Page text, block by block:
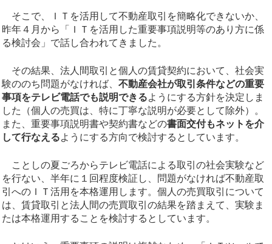
そこで、ＩＴを活用して不動産取引を簡略化できないか、
昨年４月から「ＩＴを活用した重要事項説明等のあり方に係
る検討会」で話し合われてきました。
その結果、法人間取引と個人の賃貸契約において、社会実
験ののち問題がなければ、 不動産会社が取引条件などの重要
事項をテレビ電話でも説明できるようにする方針を決定しま
した（個人の売買は、特に丁寧な説明が必要として除外）。
また、重要事項説明書や契約書などの書面交付もネットを介
して行なえるようにする方向で検討するとしています。
ことしの夏ごろからテレビ電話による取引の社会実験など
を行ない、半年に１回程度検証し、問題がなければ不動産取
引へのＩＴ活用を本格運用します。個人の売買取引について
は、賃貸取引と法人間の売買取引の結果を踏まえて、実験ま
たは本格運用することを検討するとしています。